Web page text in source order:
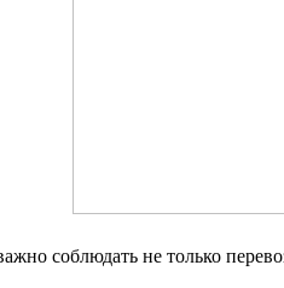
соблюдать не только